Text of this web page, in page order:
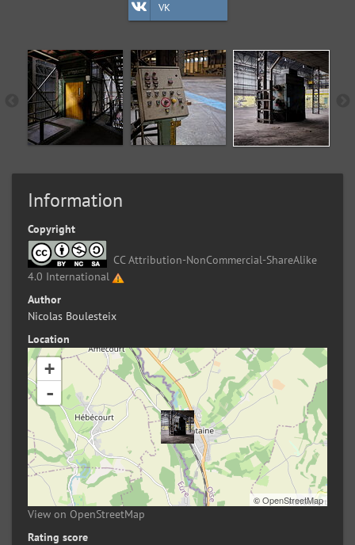
VK
Information
Copyright
CC Attribution-NonCommercial-ShareAlike
4.0 International
Author
Nicolas Boulesteix
Location
+
-
©OpenStreetMap
View on OpenStreetMap
Rating score